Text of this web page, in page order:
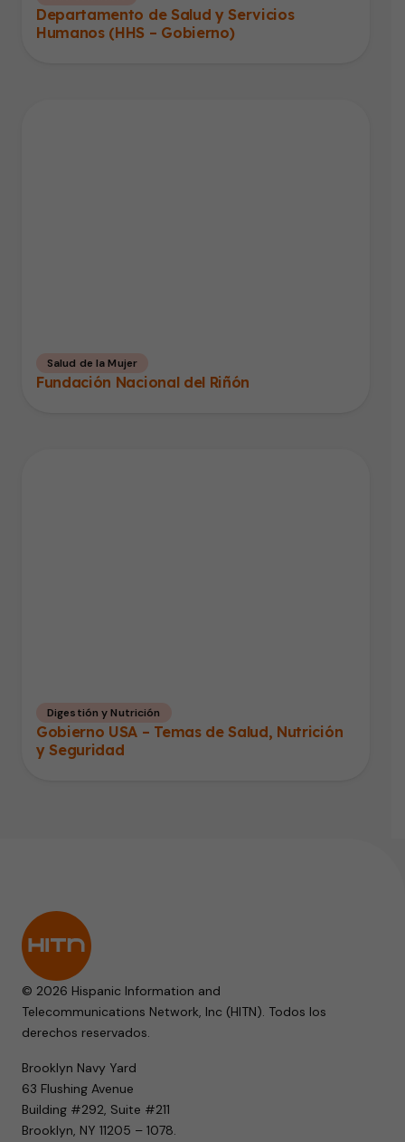
Departamento de Salud y Servicios
Humanos (HHS – Gobierno)
Salud de la Mujer
Fundación Nacional del Riñón
Digestión y Nutrición
Gobierno USA – Temas de Salud, Nutrición
y Seguridad
© 2026 Hispanic Information and
Telecommunications Network, Inc (HITN). Todos los
derechos reservados.
Brooklyn Navy Yard
63 Flushing Avenue
Building #292, Suite #211
Brooklyn, NY 11205 – 1078.